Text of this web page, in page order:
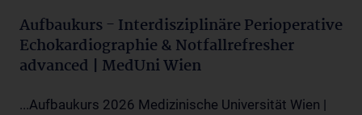
Aufbaukurs - Interdisziplinäre Perioperative
Echokardiographie & Notfallrefresher
advanced | MedUni Wien
...Aufbaukurs 2026 Medizinische Universität Wien |